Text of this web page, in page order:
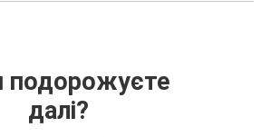
подорожуєте
далі?